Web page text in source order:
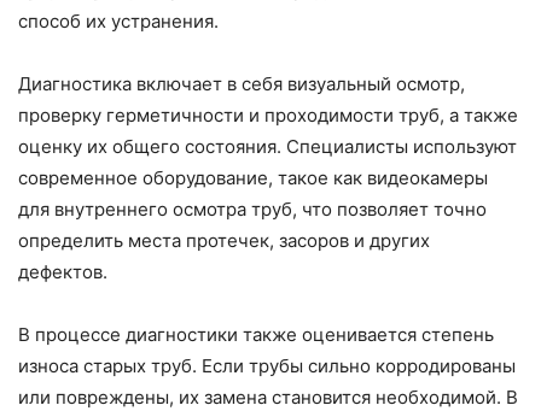
способ их устранения.
Диагностика включает в себя визуальный осмотр,
проверку герметичности и проходимости труб, а также
оценку их общего состояния. Специалисты используют
современное оборудование, такое как видеокамеры
для внутреннего осмотра труб, что позволяет точно
определить места протечек, засоров и других
дефектов.
В процессе диагностики также оценивается степень
износа старых труб. Если трубы сильно корродированы
или повреждены, их замена становится необходимой. В